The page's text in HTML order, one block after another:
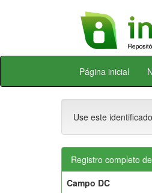
Skip
Página inicial
Use este
Registro completo
Campo DC